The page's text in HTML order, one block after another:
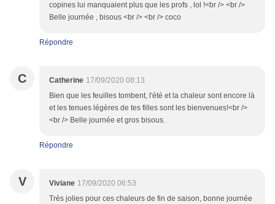
copines lui manquaient plus que les profs , lol !<br /> <br />
Belle journée , bisous <br /> <br /> coco
Répondre
C Catherine 17/09/2020 08:13
Bien que les feuilles tombent, l'été et la chaleur sont encore là
et les tenues légères de tes filles sont les bienvenues!<br />
<br /> Belle journée et gros bisous.
Répondre
V Viviane 17/09/2020 06:53
Très jolies pour ces chaleurs de fin de saison, bonne journée